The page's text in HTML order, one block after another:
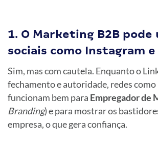
1. O Marketing B2B pode
sociais como Instagram e
Sim, mas com cautela. Enquanto o
fechamento e autoridade, redes
funcionam bem para Empregador de
Branding) e para mostrar os
empresa, o que gera confiança.